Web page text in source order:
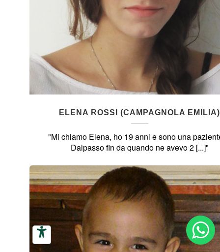
ELENA ROSSI (CAMPAGNOLA EMILIA)
"Mi chiamo Elena, ho 19 anni e sono una
Dalpasso fin da quando ne avevo 2 [...]"